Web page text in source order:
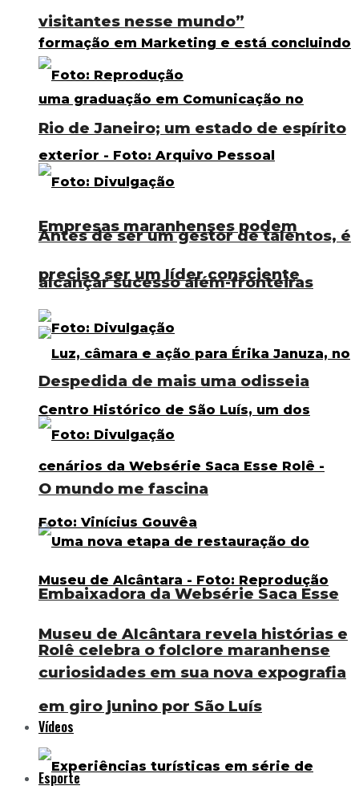
visitantes nesse mundo”
Rio de Janeiro; um estado de espírito
Antes de ser um gestor de talentos, é
preciso ser um líder consciente
Despedida de mais uma odisseia
O mundo me fascina
Museu de Alcântara revela histórias e
curiosidades em sua nova expografia
Vídeos
Empresas maranhenses podem
alcançar sucesso além-fronteiras
Embaixadora da Websérie Saca Esse
Rolê celebra o folclore maranhense
em giro junino por São Luís
Esporte